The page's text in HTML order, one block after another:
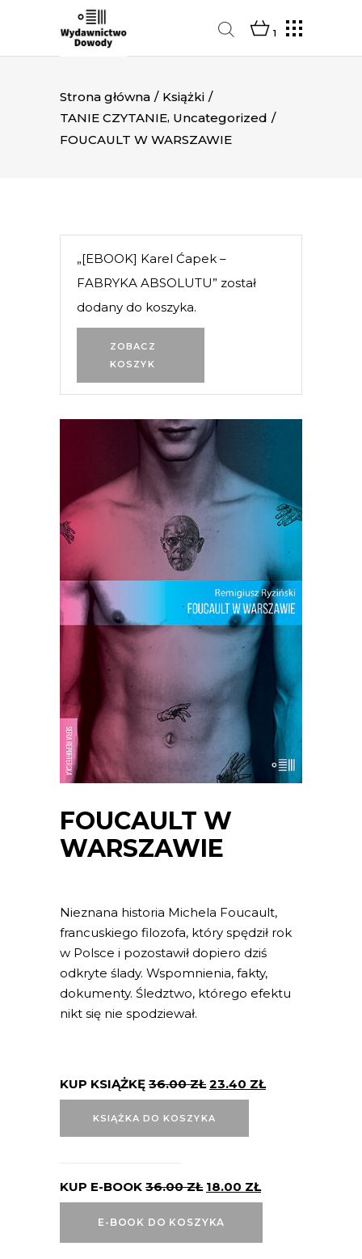
1
Strona główna / Książki /
TANIE CZYTANIE, Uncategorized /
FOUCAULT W WARSZAWIE
ZOBACZ
KOSZYK
„[EBOOK] Karel Ćapek –
FABRYKA ABSOLUTU” został
dodany do koszyka.
FOUCAULT W
WARSZAWIE
Nieznana historia Michela Foucault,
francuskiego filozofa, który spędził rok
w Polsce i pozostawił dopiero dziś
odkryte ślady. Wspomnienia, fakty,
dokumenty. Śledztwo, którego efektu
nikt się nie spodziewał.
KUP KSIĄŻKĘ 36.00ZŁ 23.40 ZŁ
KSIĄŻKA DO KOSZYKA
KUP E-BOOK 36.00ZŁ 18.00 ZŁ
E-BOOK DO KOSZYKA